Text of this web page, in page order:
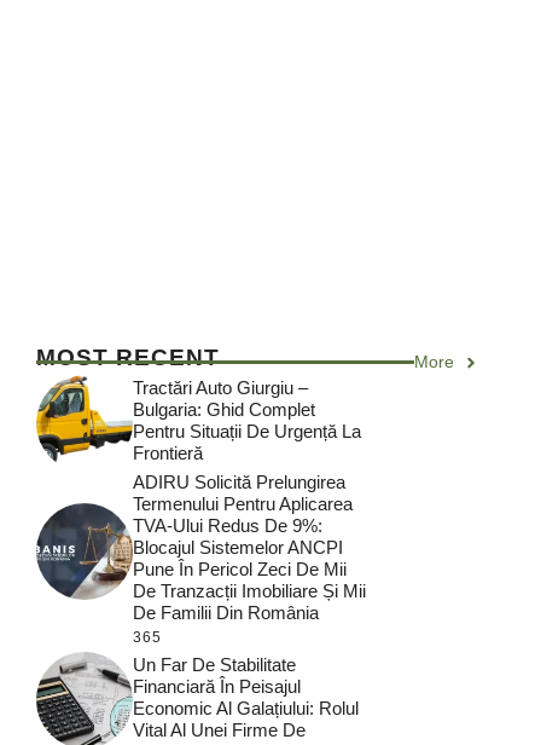
MOST RECENT More
Tractări Auto Giurgiu –
Bulgaria: Ghid Complet
Pentru Situații De Urgență La
Frontieră
ADIRU Solicită Prelungirea
Termenului Pentru Aplicarea
TVA-Ului Redus De 9%:
Blocajul Sistemelor ANCPI
Pune În Pericol Zeci De Mii
De Tranzacții Imobiliare Și Mii
De Familii Din România
365
Un Far De Stabilitate
Financiară În Peisajul
Economic Al Galațiului: Rolul
Vital Al Unei Firme De